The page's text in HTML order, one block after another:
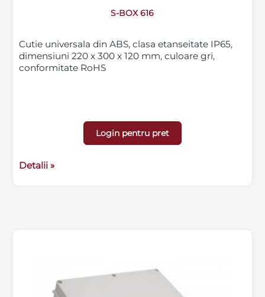
S-BOX 616
Cutie universala din ABS, clasa etanseitate IP65,
dimensiuni 220 x 300 x 120 mm, culoare gri,
conformitate RoHS
Login pentru pret
Detalii »